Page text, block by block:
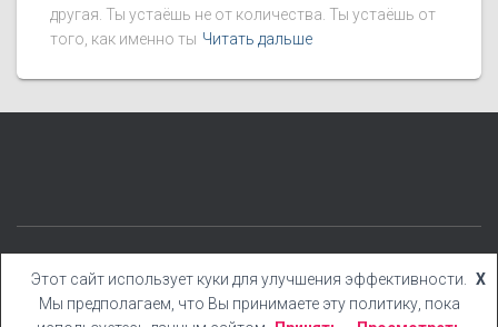
другая. Ты устаёшь не от количества. Ты устаёшь от
того, как именно ты Читать дальше
КАТЕГОРИИ БЛОГ БОНУСЫ КНИГИ YOUTUBE
Этот сайт использует куки для улучшения эффективности.
Мы предполагаем, что Вы принимаете эту политику, пока
X